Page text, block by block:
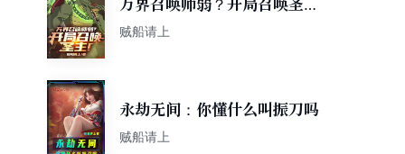
万界召唤师弱？开局召唤圣
主！
贼船请上
永劫无间：你懂什么叫振刀吗
贼船请上